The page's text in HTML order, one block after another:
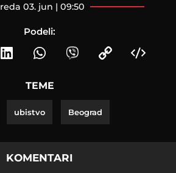
sreda 03. jun | 09:50
Podeli:
TEME
ubistvo Beograd
KOMENTARI